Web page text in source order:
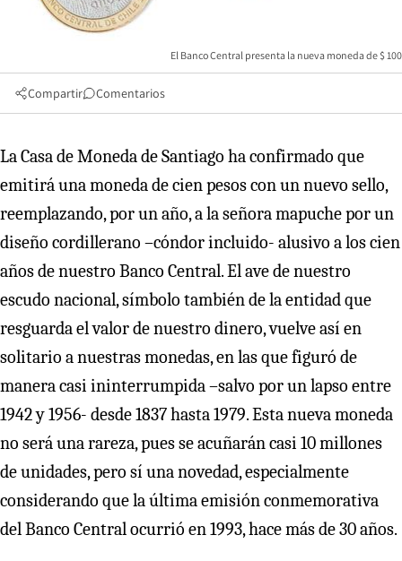
El Banco Central presenta la nueva moneda de $ 100
Compartir Comentarios
La Casa de Moneda de Santiago ha confirmado que
emitirá una moneda de cien pesos con un nuevo sello,
reemplazando, por un año, a la señora mapuche por un
diseño cordillerano –cóndor incluido- alusivo a los cien
años de nuestro Banco Central. El ave de nuestro
escudo nacional, símbolo también de la entidad que
resguarda el valor de nuestro dinero, vuelve así en
solitario a nuestras monedas, en las que figuró de
manera casi ininterrumpida –salvo por un lapso entre
1942 y 1956- desde 1837 hasta 1979. Esta nueva moneda
no será una rareza, pues se acuñarán casi 10 millones
de unidades, pero sí una novedad, especialmente
considerando que la última emisión conmemorativa
del Banco Central ocurrió en 1993, hace más de 30 años.